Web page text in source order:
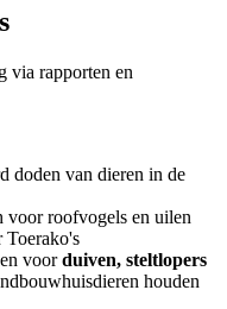
via rapporten en
doden van dieren in de
voor roofvogels en uilen
Toerako's
voorduiven, steltlopers
houden